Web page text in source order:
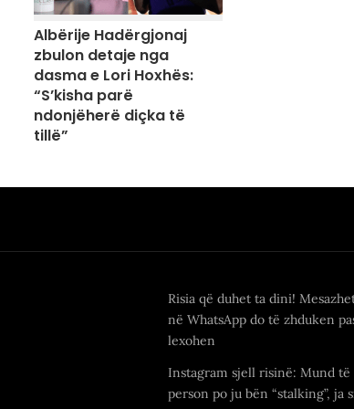
Albërije Hadërgjonaj
zbulon detaje nga
dasma e Lori Hoxhës:
“S’kisha parë
ndonjëherë diçka të
tillë”
Risia që duhet ta dini!
në WhatsApp do të zhduken
lexohen
Instagram sjell risinë: Mund
person po ju bën “stalking”, ja